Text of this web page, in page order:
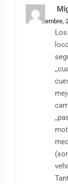
23 noviembre,